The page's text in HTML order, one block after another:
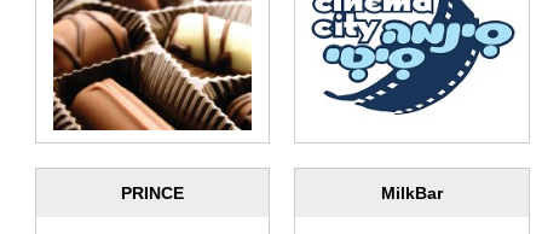
MilkBar
PRINCE